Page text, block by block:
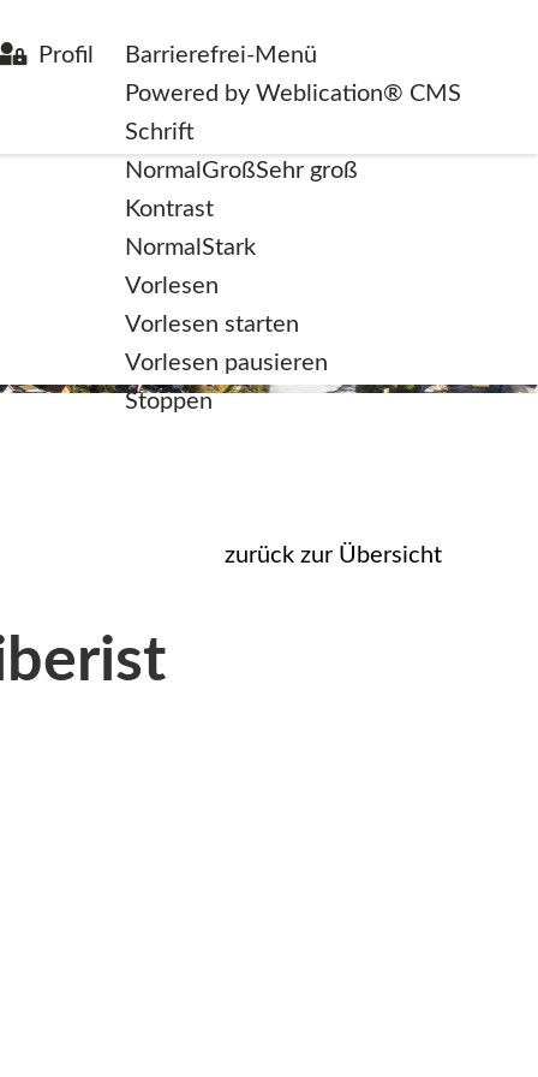
Barrierefrei-Menü
Powered by Weblication® CMS
Schrift
Normal GroßSehr groß
Kontrast
Normal Stark
Vorlesen
Vorlesen starten
Vorlesen pausieren
Stoppen
Profil
zurück zur Übersicht